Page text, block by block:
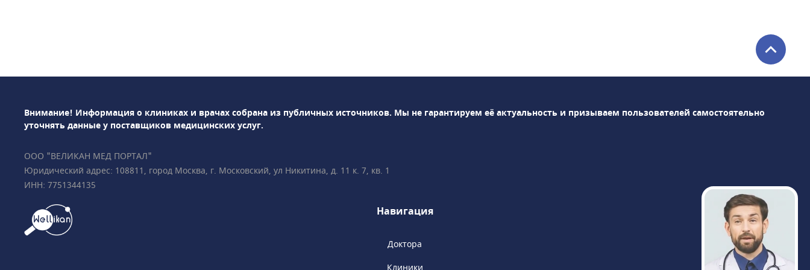
стоматология, эндокринология и
лабораторная диагностика и т.д.В
ПрофМедЛаб можно пройти профосмотр
штате центра более 350 специалистов по
многочисленным направлениям.Среди
Magnetom Skyra 3 Тл, компьютерные
и др. Результаты диагностики доступны
через час после исследования, пройти
МРТ можно круглосуточно в любой день
недели.«Медицина» сотрудничает с
РНИМУ им. Н.И. Пирогова, являясь
клинической базой кафедры терапии и
Внимание! Информация о клиниках и врачах собрана из публичных источников. Мы не гарантируем её актуальность и призываем пользователей самостоятельно
уточнять данные у поставщиков медицинских услуг.
ООО "ВЕЛИКАН МЕД ПОРТАЛ"
Юридический адрес: 108811, город Москва, г. Московский, ул Никитина, д. 11 к. 7, кв. 1
ИНН: 7751344135
Навигация
Доктора